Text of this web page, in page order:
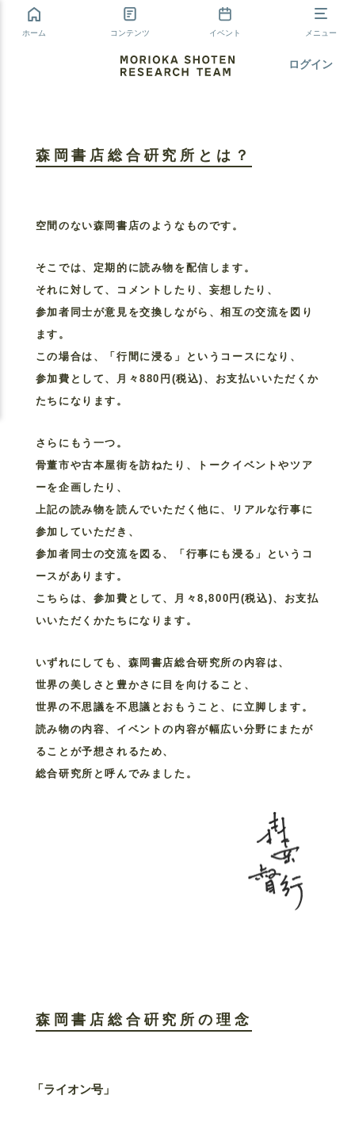
ホーム コンテンツ イベント メニュー
ログイン
森岡書店総合硏究所とは？
空間のない森岡書店のようなものです。
そこでは、定期的に読み物を配信します。
それに対して、コメントしたり、妄想したり、
参加者同士が意見を交換しながら、相互の交流を図り
ます。
この場合は、「行間に浸る」というコースになり、
参加費として、月々880円(税込)、お支払いいただくか
たちになります。
さらにもう一つ。
骨董市や古本屋街を訪ねたり、トークイベントやツア
ーを企画したり、
上記の読み物を読んでいただく他に、リアルな行事に
参加していただき、
参加者同士の交流を図る、「行事にも浸る」というコ
ースがあります。
こちらは、参加費として、月々8,800円(税込)、お支払
いいただくかたちになります。
いずれにしても、森岡書店総合研究所の内容は、
世界の美しさと豊かさに目を向けること、
世界の不思議を不思議とおもうこと、に立脚します。
読み物の内容、イベントの内容が幅広い分野にまたが
ることが予想されるため、
総合研究所と呼んでみました。
森岡書店総合硏究所の理念
「ライオン号」